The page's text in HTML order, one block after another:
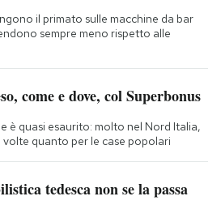
il primato sulle macchine da bar
sempre meno rispetto alle
come e dove, col Superbonus
è quasi esaurito: molto nel Nord Italia,
volte quanto per le case popolari
tedesca non se la passa